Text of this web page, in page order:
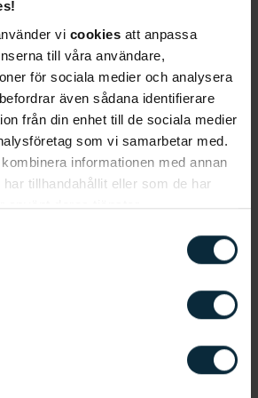
vi cookies att anpassa
till våra användare,
för sociala medier och analysera
även sådana identifierare
från din enhet till de sociala medier
som vi samarbetar med.
informationen med annan
tillhandahållit eller som de har
använt deras tjänster.
samman med käkbenet samt
vävnader. På så sätt
att tandimplantatet stöts bort.
broar kan fästas måste
med käkbenet. Detta kan ta
till ett halvår och skiljer sig åt
Du kommer att, under
få proteser att fylla hålrummen
väl är inläkt kan kronor eller
en långsiktig investering i din
din tuggförmåga såväl
som bäst efterliknar dina
du behöver inte heller oroa
kan göra.